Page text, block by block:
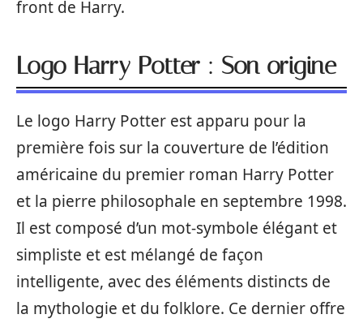
front de Harry.
Logo Harry Potter : Son origine
Le logo Harry Potter est apparu pour la
première fois sur la couverture de l’édition
américaine du premier roman Harry Potter
et la pierre philosophale en septembre 1998.
Il est composé d’un mot-symbole élégant et
simpliste et est mélangé de façon
intelligente, avec des éléments distincts de
la mythologie et du folklore. Ce dernier offre